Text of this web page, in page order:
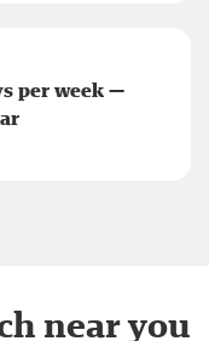
per week —
near you